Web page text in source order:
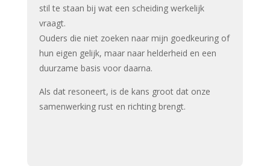
stil te staan bij wat een scheiding werkelijk
vraagt.
Ouders die niet zoeken naar mijn goedkeuring of
hun eigen gelijk, maar naar helderheid en een
duurzame basis voor daarna.
Als dat resoneert, is de kans groot dat onze
samenwerking rust en richting brengt.